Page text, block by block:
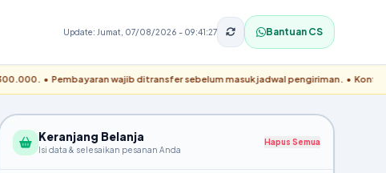
Update: Jumat, 07/08/2026 - 09:41:27 Bantuan CS
Pembayaran wajib ditransfer sebelum masuk jadwal pengiriman. •
Keranjang Belanja
Isi data & selesaikan pesanan Anda
Hapus Semua